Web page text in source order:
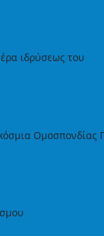
ιδρύσεως του
Ομοσπονδίας